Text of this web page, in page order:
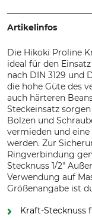
Artikelinfos
Die Hikoki Proline
ideal für den
nach DIN 3129 und
die hohe Güte des
auch härteren
Steckeinsatz
Bolzen und
vermieden und
werden. Zur
Ringverbindung
Stecknuss 1/2"
Verwendung auf
Größenangabe ist
Kraft-Stecknuss